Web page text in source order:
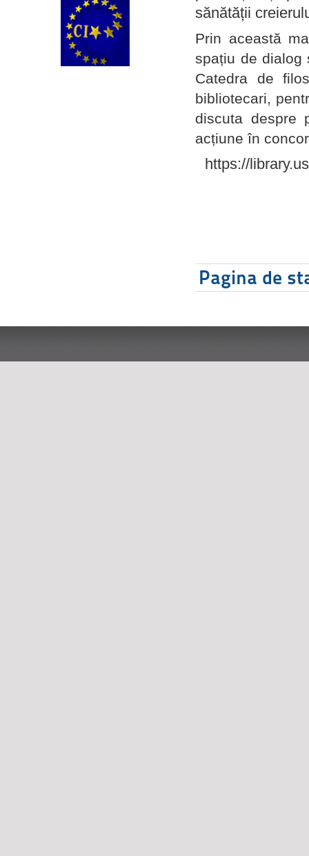
sănătății
Prin această
spațiu de dialog
Catedra de
bibliotecari,
discuta despre
acțiune în
https://
Pagina de